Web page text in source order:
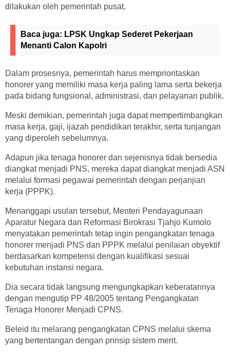
dilakukan oleh pemerintah pusat.
Baca juga: LPSK Ungkap Sederet Pekerjaan
Menanti Calon Kapolri
Dalam prosesnya, pemerintah harus memprioritaskan
honorer yang memiliki masa kerja paling lama serta bekerja
pada bidang fungsional, administrasi, dan pelayanan publik.
Meski demikian, pemerintah juga dapat mempertimbangkan
masa kerja, gaji, ijazah pendidikan terakhir, serta tunjangan
yang diperoleh sebelumnya.
Adapun jika tenaga honorer dan sejenisnya tidak bersedia
diangkat menjadi PNS, mereka dapat diangkat menjadi ASN
melalui formasi pegawai pemerintah dengan perjanjian
kerja (PPPK).
Menanggapi usulan tersebut, Menteri Pendayagunaan
Aparatur Negara dan Reformasi Birokrasi Tjahjo Kumolo
menyatakan pemerintah tetap ingin pengangkatan tenaga
honorer menjadi PNS dan PPPK melalui penilaian obyektif
berdasarkan kompetensi dengan kualifikasi sesuai
kebutuhan instansi negara.
Dia secara tidak langsung mengungkapkan keberatannya
dengan mengutip PP 48/2005 tentang Pengangkatan
Tenaga Honorer Menjadi CPNS.
Beleid itu melarang pengangkatan CPNS melalui skema
yang bertentangan dengan prinsip sistem merit.